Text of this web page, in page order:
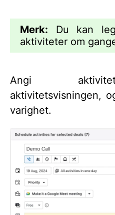
Merk: Du kan
aktiviteter om
Angi
aktivitetsvisningen,
varighet.